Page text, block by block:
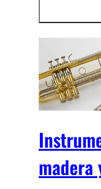
La leyenda,
madera